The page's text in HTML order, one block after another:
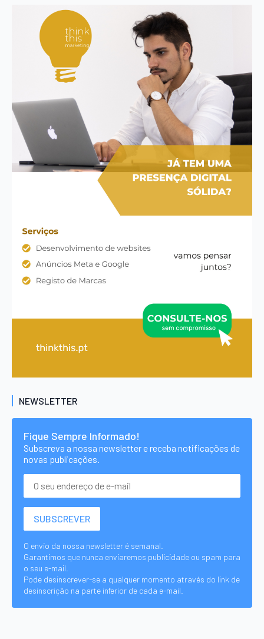
NEWSLETTER
Fique Sempre Informado!
Subscreva a nossa newsletter e receba notificações de
novas publicações.
O envio da nossa newsletter é semanal.
Garantimos que nunca enviaremos publicidade ou spam para
o seu e-mail.
Pode desinscrever-se a qualquer momento através do link de
desinscrição na parte inferior de cada e-mail.